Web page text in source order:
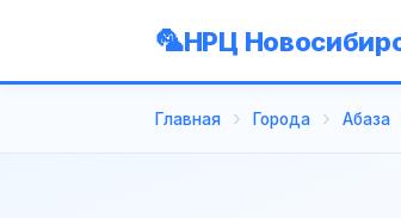
НРЦ
Главная Города Абаза